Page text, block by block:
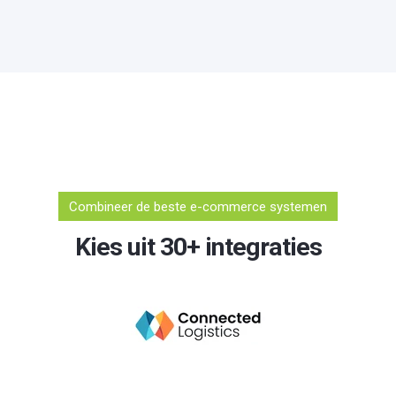
Combineer de beste e-commerce systemen
Kies uit 30+ integraties